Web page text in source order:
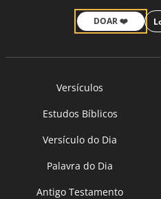
DOAR ❤️
Versículos
Estudos Bíblicos
Versículo do Dia
Palavra do Dia
Antigo Testamento